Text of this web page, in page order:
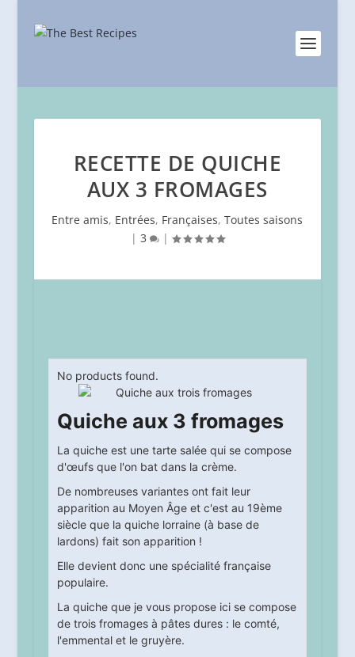
RECETTE DE QUICHE
AUX 3 FROMAGES
Entre amis, Entrées, Françaises,Toutes saisons
| 3 |
No products found.
Quiche aux 3 fromages
La quiche est une tarte salée qui se compose
d'œufs que l'on bat dans la crème.
De nombreuses variantes ont fait leur
apparition au Moyen Âge et c'est au 19ème
siècle que la quiche lorraine (à base de
lardons) fait son apparition !
Elle devient donc une spécialité française
populaire.
La quiche que je vous propose ici se compose
de trois fromages à pâtes dures : le comté,
l'emmental et le gruyère.